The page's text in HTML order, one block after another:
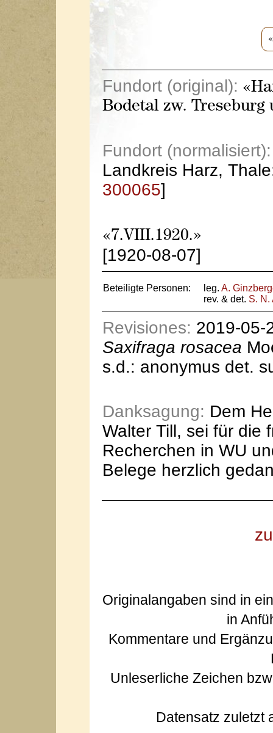
Fundort (original):
Bodetal zw. Treseburg
Fundort (normalisiert):
Landkreis Harz,
300065]
«7.VIII.1920.»
[1920-08-07]
Beteiligte Personen: leg. A.
rev. & det. S. N.
Revisiones: 2019-05-
Saxifraga rosacea
s.d.: anonymus det.
Danksagung: Dem
Walter Till, sei für die
Recherchen in WU
Belege herzlich
Originalangaben sind in
in
Kommentare und
Unleserliche Zeichen
Datensatz zuletzt